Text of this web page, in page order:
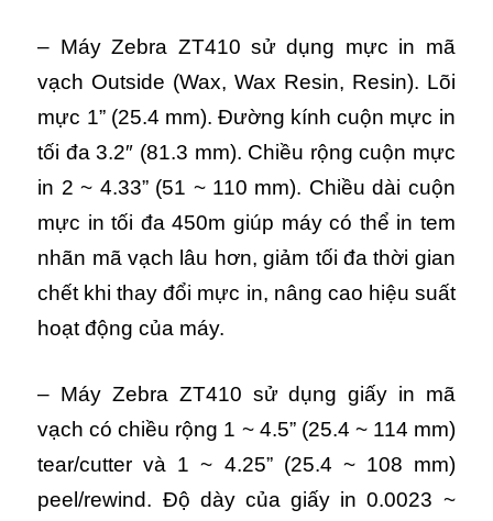
– Máy Zebra ZT410 sử dụng mực in mã
vạch Outside (Wax, Wax Resin, Resin). Lõi
mực 1” (25.4 mm). Đường kính cuộn mực in
tối đa 3.2″ (81.3 mm). Chiều rộng cuộn mực
in 2 ~ 4.33” (51 ~ 110 mm). Chiều dài cuộn
mực in tối đa 450m giúp máy có thể in tem
nhãn mã vạch lâu hơn, giảm tối đa thời gian
chết khi thay đổi mực in, nâng cao hiệu suất
hoạt động của máy.
– Máy Zebra ZT410 sử dụng giấy in mã
vạch có chiều rộng 1 ~ 4.5” (25.4 ~ 114 mm)
tear/cutter và 1 ~ 4.25” (25.4 ~ 108 mm)
peel/rewind. Độ dày của giấy in 0.0023 ~